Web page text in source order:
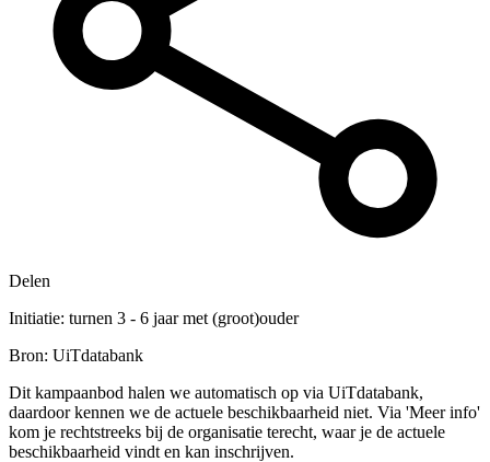
Delen
Initiatie: turnen 3 - 6 jaar met (groot)ouder
Bron: UiTdatabank
Dit kampaanbod halen we automatisch op via UiTdatabank,
daardoor kennen we de actuele beschikbaarheid niet. Via 'Meer info'
kom je rechtstreeks bij de organisatie terecht, waar je de actuele
beschikbaarheid vindt en kan inschrijven.